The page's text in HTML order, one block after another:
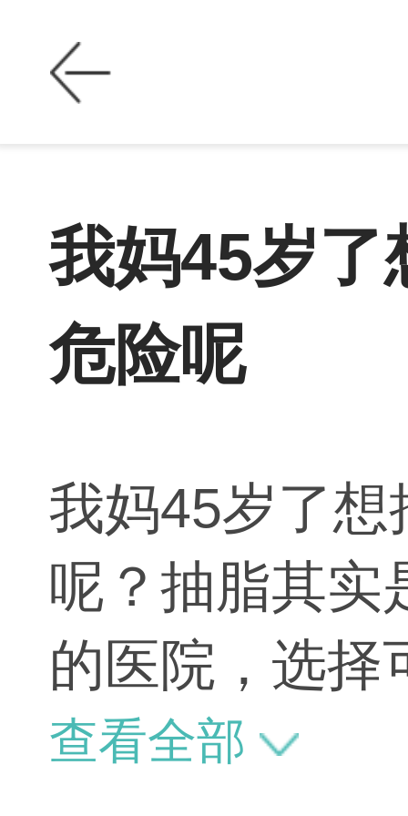
我妈45岁了
危险呢
我妈45岁了
呢？抽脂其实
的医院，选择
的。
查看全部